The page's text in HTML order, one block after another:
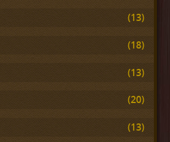
(13)
(18)
(13)
(20)
(13)